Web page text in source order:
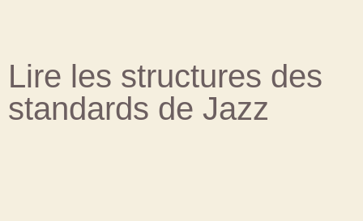
Lire les structures des
standards de Jazz